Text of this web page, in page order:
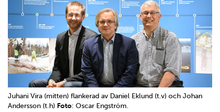
Juhani Vira (mitten) flankerad av Daniel Eklund (t.v) och Johan
Andersson (t.h) Foto: Oscar Engström.